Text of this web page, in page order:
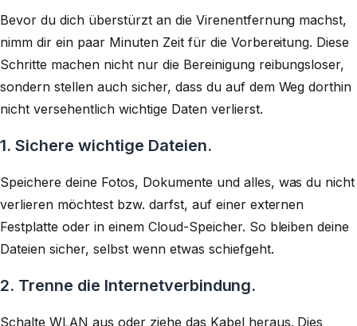
Bevor du dich überstürzt an die Virenentfernung machst,
nimm dir ein paar Minuten Zeit für die Vorbereitung. Diese
Schritte machen nicht nur die Bereinigung reibungsloser,
sondern stellen auch sicher, dass du auf dem Weg dorthin
nicht versehentlich wichtige Daten verlierst.
1. Sichere wichtige Dateien.
Speichere deine Fotos, Dokumente und alles, was du nicht
verlieren möchtest bzw. darfst, auf einer externen
Festplatte oder in einem Cloud-Speicher. So bleiben deine
Dateien sicher, selbst wenn etwas schiefgeht.
2. Trenne die Internetverbindung.
Schalte WLAN aus oder ziehe das Kabel heraus. Dies